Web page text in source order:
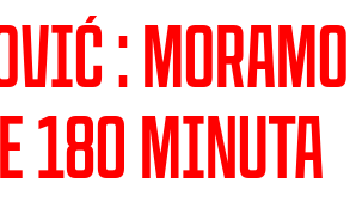
:
180 minuta